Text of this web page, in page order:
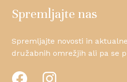
Spremljajte nas
Spremljajte novosti in
družabnih omrežjih ali pa se